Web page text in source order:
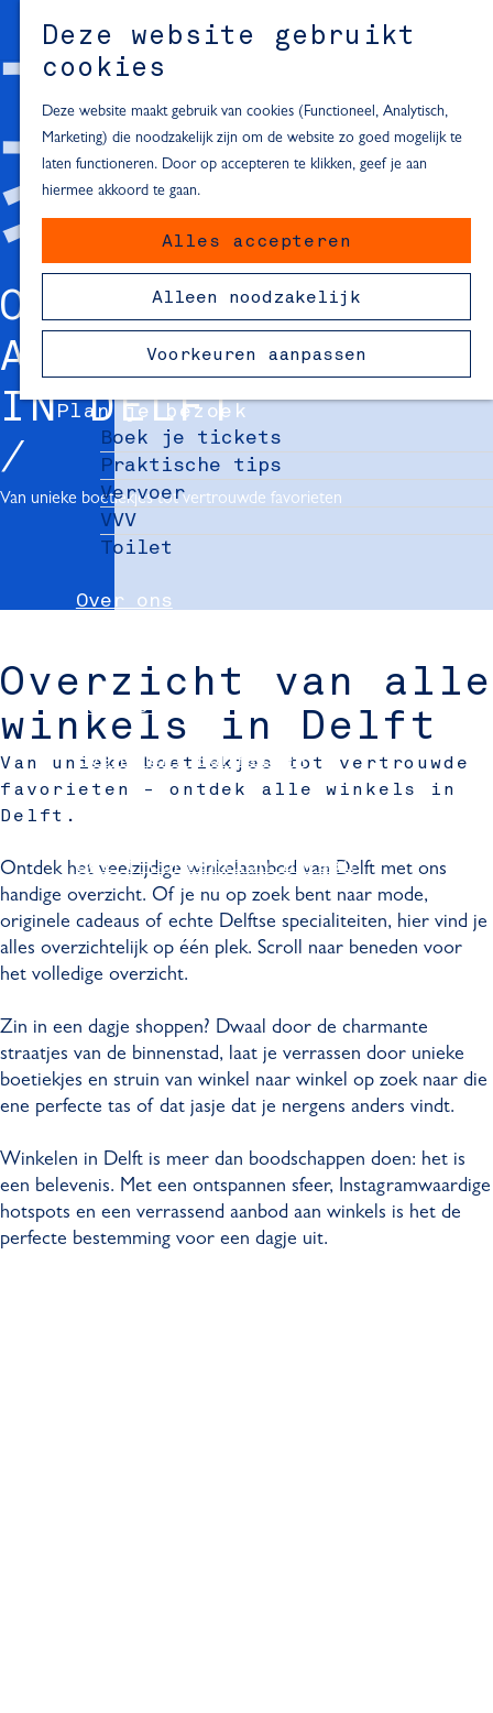
Deze website gebruikt
cookies
Deze website maakt gebruik van cookies (Functioneel, Analytisch,
Marketing) die noodzakelijk zijn om de website zo goed mogelijk te
laten functioneren. Door op accepteren te klikken, geef je aan
hiermee akkoord te gaan.
Alles accepteren
Alleen noodzakelijk
Voorkeuren aanpassen
M
e
n
u
Inspiratie voor een dagje Delft
Dagje naar het strand
Fietsen in de omgeving van Delft
Must-see attracties in de buurt
van Delft
Blijven slapen
24 uur in Delft
48 uur in Delft
72 uur in Delft
Overnachtingslocaties in Delft
Plan je bezoek
Boek je tickets
Praktische tips
Vervoer
VVV
Toilet
Over ons
Partners
Evenement aanmelden
Delft Convention Bureau
OVERZICHT VAN
ALLE WINKELS
IN DELFT
Van unieke boetiekjes tot vertrouwde favorieten
Overzicht van alle
winkels in Delft
Van unieke boetiekjes tot vertrouwde
favorieten - ontdek alle winkels in
Delft.
Ontdek het veelzijdige winkelaanbod van Delft met ons
handige overzicht. Of je nu op zoek bent naar mode,
originele cadeaus of echte Delftse specialiteiten, hier vind je
alles overzichtelijk op één plek. Scroll naar beneden voor
het volledige overzicht.
Zin in een dagje shoppen? Dwaal door de charmante
straatjes van de binnenstad, laat je verrassen door unieke
boetiekjes en struin van winkel naar winkel op zoek naar die
ene perfecte tas of dat jasje dat je nergens anders vindt.
Winkelen in Delft is meer dan boodschappen doen: het is
een belevenis. Met een ontspannen sfeer, Instagramwaardige
hotspots en een verrassend aanbod aan winkels is het de
perfecte bestemming voor een dagje uit.